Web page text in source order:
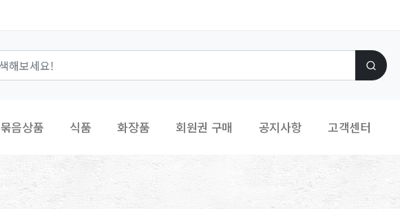
묶음상품 식품 화장품 회원권 구매 공지사항 고객센터